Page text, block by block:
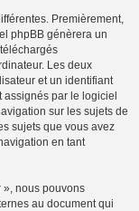
Premièrement,
phpBB génèrera un
Les deux
et un identifiant
par le logiciel
sur les sujets de
sujets que vous avez
en tant
», nous pouvons
au document qui